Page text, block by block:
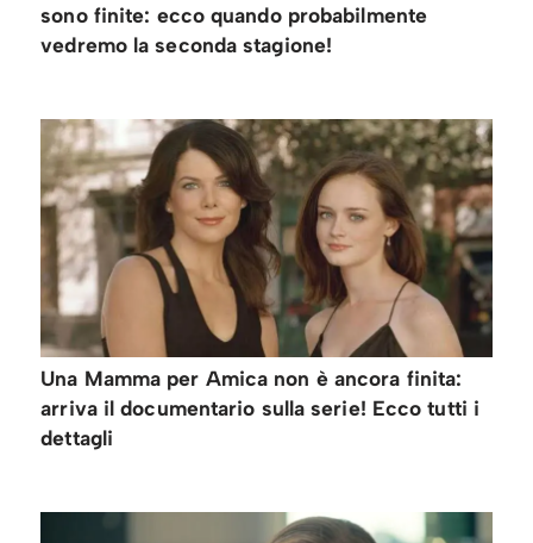
sono finite: ecco quando probabilmente
vedremo la seconda stagione!
Una Mamma per Amica non è ancora finita:
arriva il documentario sulla serie! Ecco tutti i
dettagli